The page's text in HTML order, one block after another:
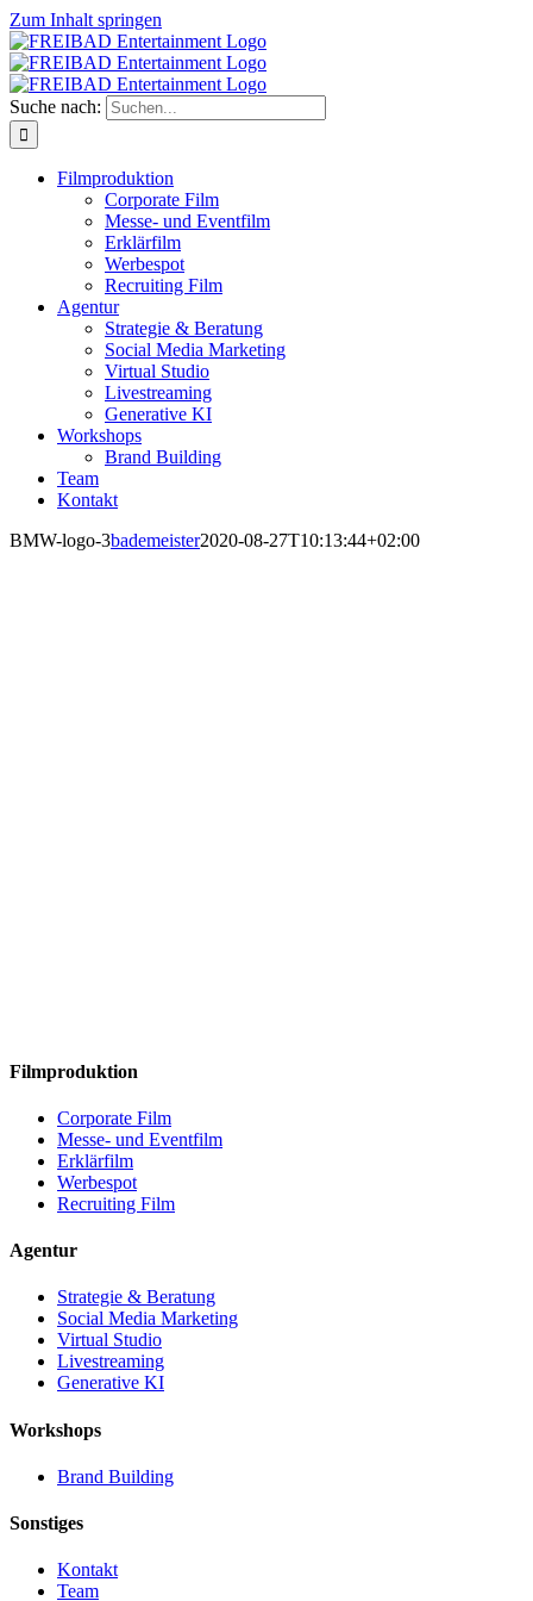
Zum Inhalt springen
Suche nach:
Filmproduktion
Corporate Film
Messe- und Eventfilm
Erklärfilm
Werbespot
Recruiting Film
Agentur
Strategie & Beratung
Social Media Marketing
Virtual Studio
Livestreaming
Generative KI
Workshops
Brand Building
Team
Kontakt
BMW-logo-3bademeister2020-08-27T10:13:44+02:00
Filmproduktion
Corporate Film
Messe- und Eventfilm
Erklärfilm
Werbespot
Recruiting Film
Agentur
Strategie & Beratung
Social Media Marketing
Virtual Studio
Livestreaming
Generative KI
Workshops
Brand Building
Sonstiges
Kontakt
Team